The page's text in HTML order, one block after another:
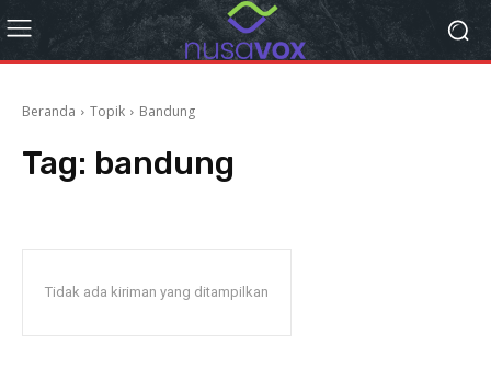
Beranda Topik Bandung
Tag: bandung
Tidak ada kiriman yang ditampilkan